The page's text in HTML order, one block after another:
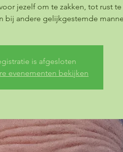
jezelf om te zakken, tot rust
bij andere gelijkgestemde
is afgesloten
evenementen bekijken